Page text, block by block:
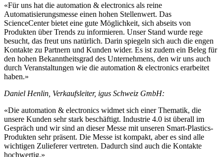
«Für uns hat die automation & electronics als reine
Automatisierungsmesse einen hohen Stellenwert. Das
ScienceCenter bietet eine gute Möglichkeit, sich abseits von
Produkten über Trends zu informieren. Unser Stand wurde rege
besucht, das freut uns natürlich. Darin spiegeln sich auch die engen
Kontakte zu Partnern und Kunden wider. Es ist zudem ein Beleg für
den hohen Bekanntheitsgrad des Unternehmens, den wir uns auch
durch Veranstaltungen wie die automation & electronics erarbeitet
haben.»
Daniel Henlin, Verkaufsleiter, igus Schweiz GmbH:
«Die automation & electronics widmet sich einer Thematik, die
unsere Kunden sehr stark beschäftigt. Industrie 4.0 ist überall im
Gespräch und wir sind an dieser Messe mit unseren Smart-Plastics-
Produkten sehr präsent. Die Messe ist kompakt, aber es sind alle
wichtigen Zulieferer vertreten. Dadurch sind auch die Kontakte
hochwertig.»